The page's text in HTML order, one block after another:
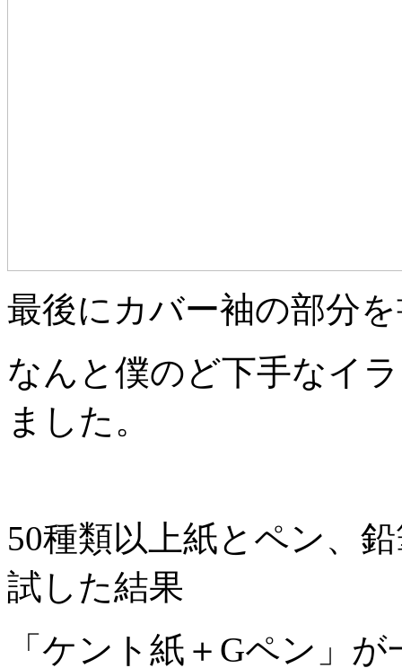
最後にカバー袖の部分
なんと僕のど下手なイ
ました。
50種類以上紙とペン、
試した結果
「ケント紙＋Gペン」